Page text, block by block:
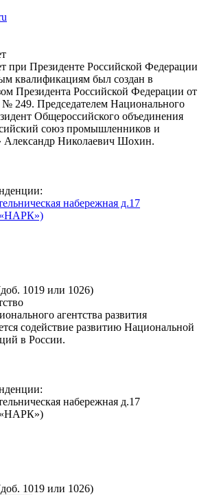
при Президенте Российской Федерации
квалификациям был создан в
Президента Российской Федерации от
№ 249. Председателем Национального
Общероссийского объединения
союз промышленников и
Александр Николаевич Шохин.
набережная д.17
1019 или 1026)
агентства развития
содействие развитию Национальной
в России.
набережная д.17
1019 или 1026)